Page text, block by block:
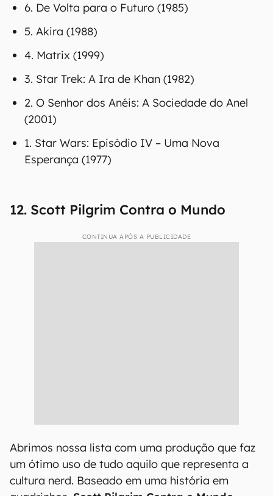
6. De Volta para o Futuro (1985)
5. Akira (1988)
4. Matrix (1999)
3. Star Trek: A Ira de Khan (1982)
2. O Senhor dos Anéis: A Sociedade do Anel
(2001)
1. Star Wars: Episódio IV – Uma Nova
Esperança (1977)
12. Scott Pilgrim Contra o Mundo
CONTINUA APÓS A PUBLICIDADE
Abrimos nossa lista com uma produção que faz
um ótimo uso de tudo aquilo que representa a
cultura nerd. Baseado em uma história em